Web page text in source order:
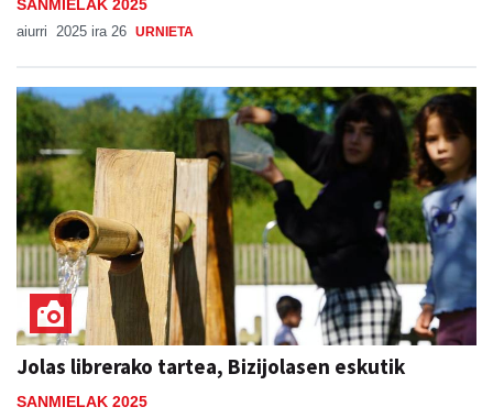
SANMIELAK 2025
aiurri 2025 ira 26 URNIETA
Jolas librerako tartea, Bizijolasen eskutik
SANMIELAK 2025